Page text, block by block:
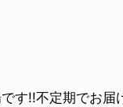
す!!不定期でお届